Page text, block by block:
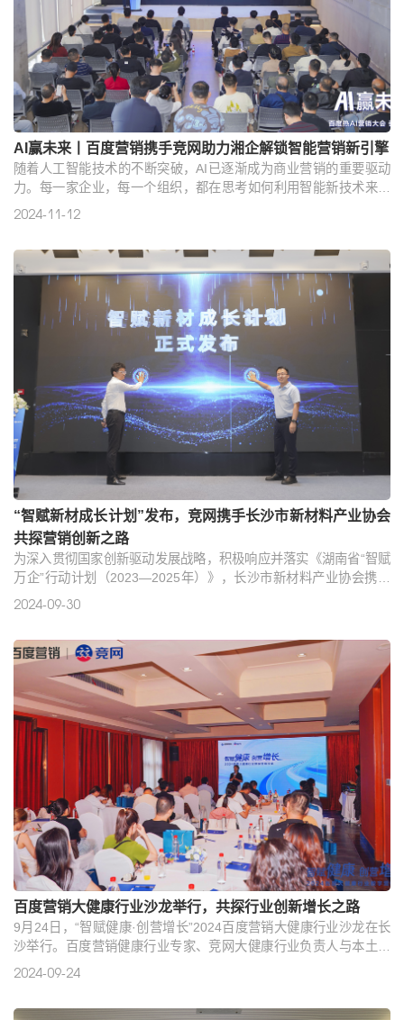
AI赢未来丨百度营销携手竞网助力湘企解锁智能营销新引擎
随着人工智能技术的不断突破，AI已逐渐成为商业营销的重要驱动
力。每一家企业，每一个组织，都在思考如何利用智能新技术来提
升自己的竞争力。11月12日，“AI赢未来”百度热AI营销大会长沙专场
湘企业营销效率提升，解锁商业增长新引擎。活动现场，竞网集团
合伙人、营销赋能中心总监戴明成分享《数智时代的品牌新基建》..
2024-11-12
“智赋新材成长计划”发布，竞网携手长沙市新材料产业协会
共探营销创新之路
为深入贯彻国家创新驱动发展战略，积极响应并落实《湖南省“智赋
万企”行动计划（2023—2025年）》，长沙市新材料产业协会携手
百度营销、湖南竞网等企业，于9月29日举办“数联未来智启新材”
熊琛、湖南省工业和信息化厅人工智能处一级调研员王曙、长沙市
工业和信息化局总经济师吴纯、长沙市新材料产业协会会长李星
辉、湖南湘江..
2024-09-30
百度营销大健康行业沙龙举行，共探行业创新增长之路
9月24日，“智赋健康·创营增长”2024百度营销大健康行业沙龙在长
沙举行。百度营销健康行业专家、竞网大健康行业负责人与本土大
健康企业家代表共聚一堂，解读百度健康生态体系与行业新政策、
2024-09-24